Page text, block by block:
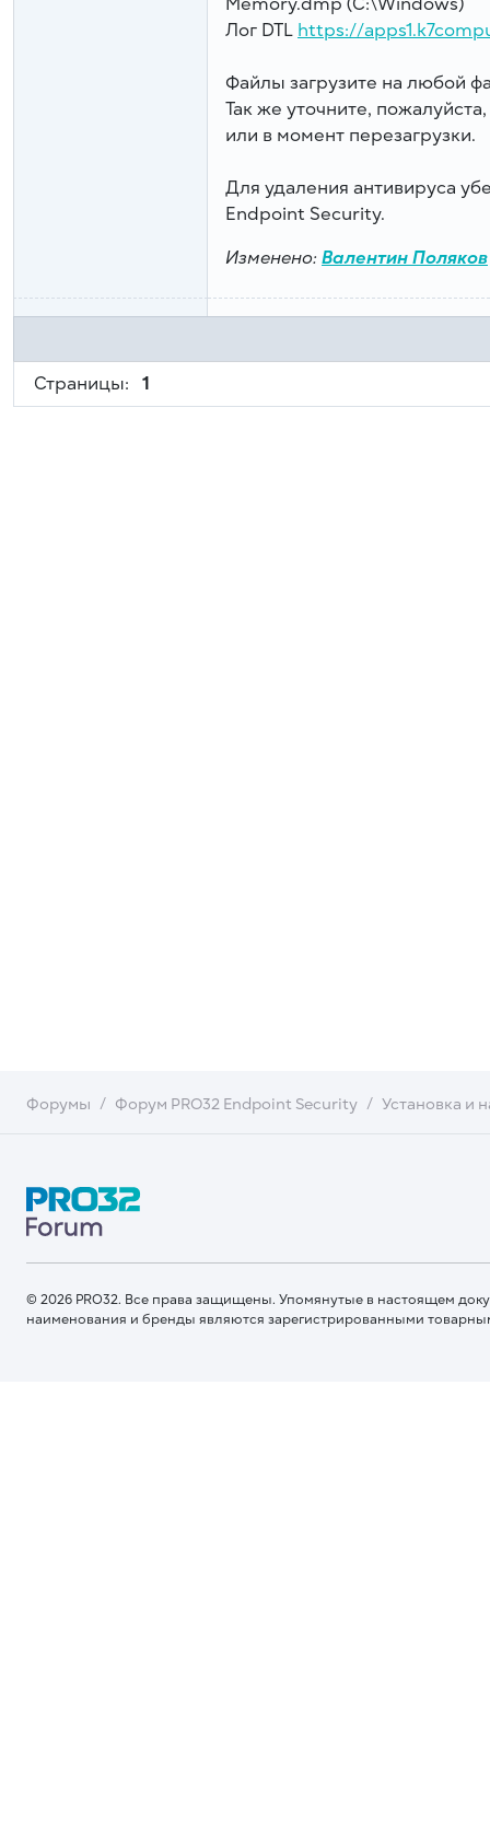
Лог DTL https://
Файлы загрузите на любой
Так же уточните,
или в момент перезагрузки.
Для удаления антивируса
Endpoint Security.
Изменено: Валентин Поляков
Страницы: 1
Форумы Форум PRO32 Endpoint Security Установка и
© 2026 PRO32. Все права защищены. Упомянутые в настоящем
наименования и бренды являются зарегистрированными